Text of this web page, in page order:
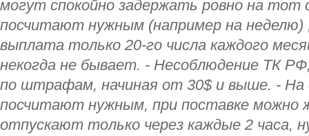
могут спокойно задержать ровно на тот
посчитают нужным (например на неделю)
выплата только 20-го числа каждого
некогда не бывает. - Несоблюдение ТК
по штрафам, начиная от 30$ и выше. - На
посчитают нужным, при поставке можно
отпускают только через каждые 2 часа,